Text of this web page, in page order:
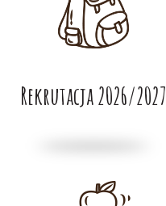
Rekrutacja 2026/2027